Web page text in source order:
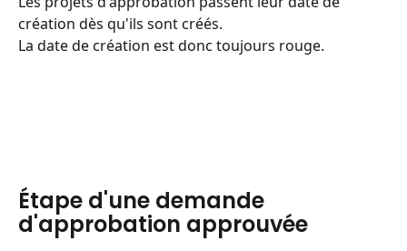
création dès qu'ils sont créés.
La date de création est donc toujours rouge.
Étape d'une demande
d'approbation approuvée